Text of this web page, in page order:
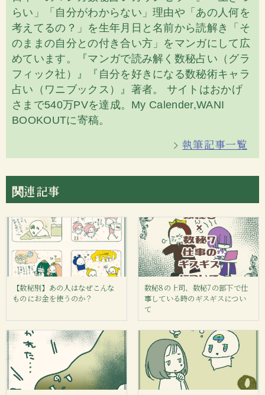
らい」「自分がわからない」理由や「あの人何を
考えてるの？」を生年月日と名前から読解き「そ
のままの自分との付き合い方」をマンガにして広
めています。『マンガで読み解く数秘占い（グラ
フィック社）』『自分を好きになる数秘術キャラ
占い（ワニブックス）』著者。 サイトはおかげ
さまで540万PVを達成。My Calender,WANI
BOOKOUTに寄稿。
執筆記事一覧
関連記事
【数秘別】あの人はなぜこんな
ものにお金を使うのか？
数秘8の上司、数秘7の部下で仕
事している時のギスギスについ
て